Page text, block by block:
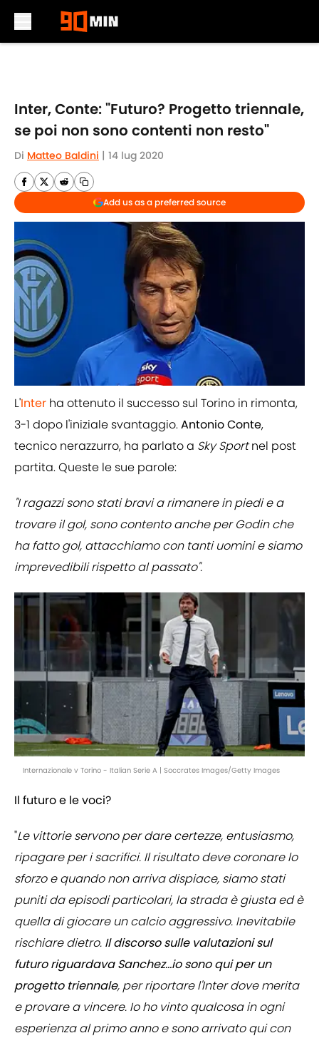
Inter, Conte: "Futuro? Progetto triennale,
se poi non sono contenti non resto"
Di Matteo Baldini | 14 lug 2020
Add us as a preferred source
L'Inter ha ottenuto il successo sul Torino in rimonta,
3-1 dopo l'iniziale svantaggio.Antonio Conte,
tecnico nerazzurro, ha parlato a Sky Sportnel post
partita. Queste le sue parole:
"I ragazzi sono stati bravi a rimanere in piedi e a
trovare il gol, sono contento anche per Godin che
ha fatto gol, attacchiamo con tanti uomini e siamo
imprevedibili rispetto al passato".
Internazionale v Torino - Italian Serie A | Soccrates Images/Getty Images
Il futuro e le voci?
"Le vittorie servono per dare certezze, entusiasmo,
ripagare per i sacrifici. Il risultato deve coronare lo
sforzo e quando non arriva dispiace, siamo stati
puniti da episodi particolari, la strada è giusta ed è
quella di giocare un calcio aggressivo. Inevitabile
rischiare dietro. Il discorso sulle valutazioni sul
futuro riguardava Sanchez...io sono qui per un
progetto triennale, per riportare l'Inter dove merita
e provare a vincere. Io ho vinto qualcosa in ogni
esperienza al primo anno e sono arrivato qui con